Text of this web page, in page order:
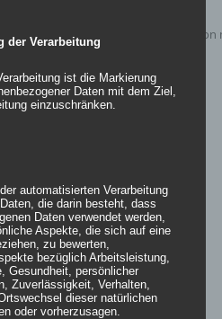
Details
Verarbeitung
ist die Markierung
Daten mit dem Ziel,
einzuschränken.
automatisierten Verarbeitung
die darin besteht, dass
Daten verwendet werden,
Aspekte, die sich auf eine
zu bewerten,
bezüglich Arbeitsleistung,
Gesundheit, persönlicher
Zuverlässigkeit, Verhalten,
dieser natürlichen
oder vorherzusagen.